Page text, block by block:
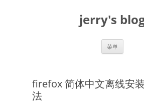
jerry's
菜单
firefox 简体中文离线安
法